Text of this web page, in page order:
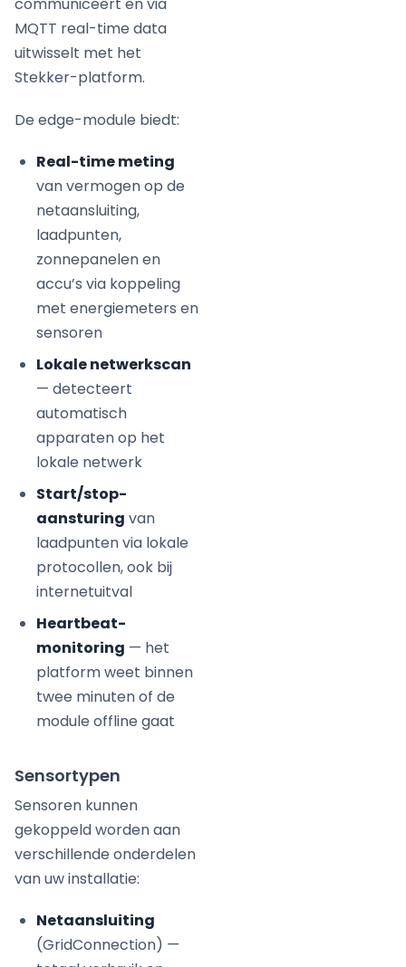
communiceert en via
MQTT real-time data
uitwisselt met het
Stekker-platform.
De edge-module biedt:
Real-time meting
van vermogen op de
netaansluiting,
laadpunten,
zonnepanelen en
accu’s via koppeling
met energiemeters en
sensoren
Lokale netwerkscan
— detecteert
automatisch
apparaten op het
lokale netwerk
Start/stop-
aansturing van
laadpunten via lokale
protocollen, ook bij
internetuitval
Heartbeat-
monitoring — het
platform weet binnen
twee minuten of de
module offline gaat
Sensortypen
Sensoren kunnen
gekoppeld worden aan
verschillende onderdelen
van uw installatie:
Netaansluiting
(GridConnection) —